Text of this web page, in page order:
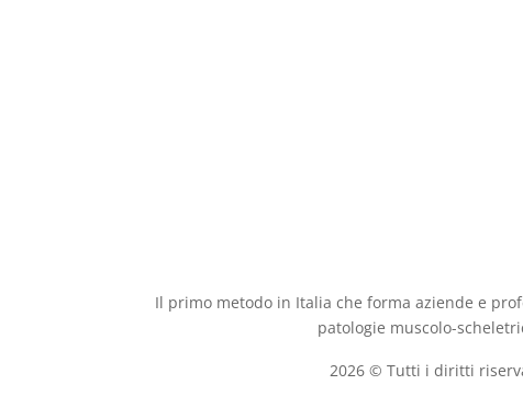
Il primo metodo in Italia che forma aziende e
patologie muscolo-
2026 © Tutti i diritti